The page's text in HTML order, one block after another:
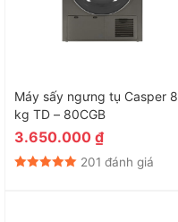
Máy sấy ngưng tụ Casper 8
kg TD – 80CGB
3.650.000 ₫
201 đánh giá